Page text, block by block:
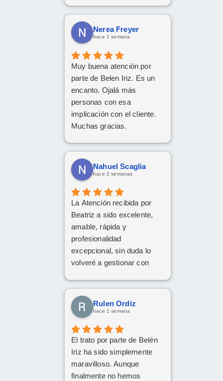
Formentor al mejor precio.
Ahora a esperar la entrega
que esperamos sea lo más
Nerea Freyer
hace 1 semana
Muy buena atención por
parte de Belen Iriz. Es un
encanto. Ojalá más
personas con esa
implicación con el cliente.
Muchas gracias.
Nahuel Scaglia
hace 2 semanas
La Atención recibida por
Beatriz a sido excelente,
amable, rápida y
profesionalidad
excepcional, sin duda lo
volveré a gestionar con
contrataciones.
Rulen Ordiz
hace 1 semana
El trato por parte de Belén
Iriz ha sido simplemente
maravilloso. Aunque
finalmente no hemos